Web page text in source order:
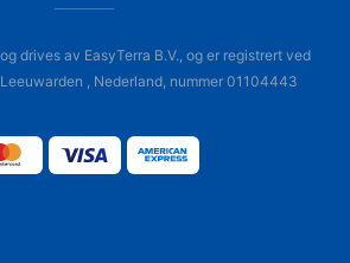
drives av EasyTerra B.V., og er registrert ved
, Nederland, nummer 01104443